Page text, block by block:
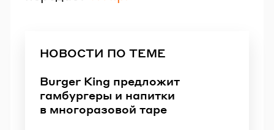
НОВОСТИ ПО ТЕМЕ
Burger King предложит
гамбургеры и напитки
в многоразовой таре